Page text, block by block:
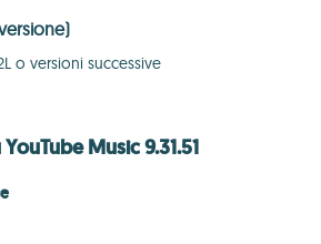
o versioni successive
Music 9.31.51